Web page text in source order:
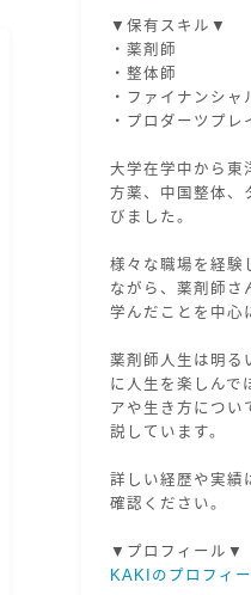
▼保有スキル▼
・薬剤師
・整体師
・ファイナンシャ
・プロダーツプレ
大学在学中から東
方薬、中国整体、
びました。
様々な職場を経験
ながら、薬剤師さ
学んだことを中心
薬剤師人生は明る
に人生を楽しんで
アや生き方につい
説しています。
詳しい経歴や実績
確認ください。
▼プロフィール▼
KAKIのプロフィ